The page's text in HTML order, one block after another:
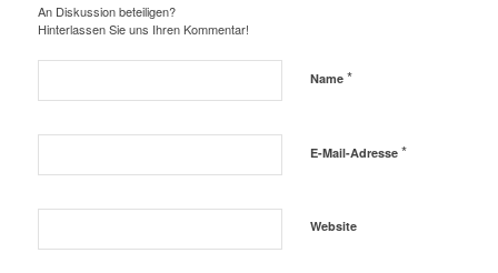
An Diskussion beteiligen?
Hinterlassen Sie uns Ihren Kommentar!
Name *
E-Mail-Adresse *
Website